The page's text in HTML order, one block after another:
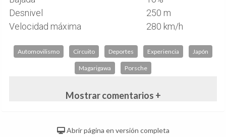
Desnivel
250 m
Velocidad máxima
280 km/h
Automovilismo Circuito Deportes Experiencia Japón
Magarigawa Porsche
Mostrar comentarios +
Abrir página en versión completa